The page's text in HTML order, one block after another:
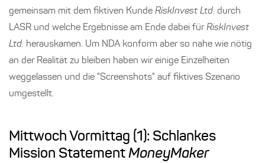
gemeinsam mit dem fiktiven Kunde RiskInvest Ltd. durch
LASR und welche Ergebnisse am Ende dabei fürRiskInvest
Ltd. herauskamen. Um NDA konform aber so nahe wie nötig
an der Realität zu bleiben haben wir einige Einzelheiten
weggelassen und die "Screenshots" auf fiktives Szenario
umgestellt.
Mittwoch Vormittag (1): Schlankes
Mission Statement MoneyMaker